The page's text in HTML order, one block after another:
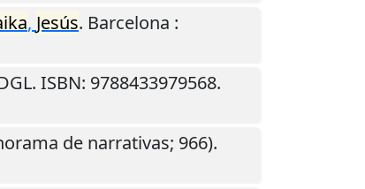
, Jesús. Barcelona :
ISBN: 9788433979568.
de narrativas; 966).